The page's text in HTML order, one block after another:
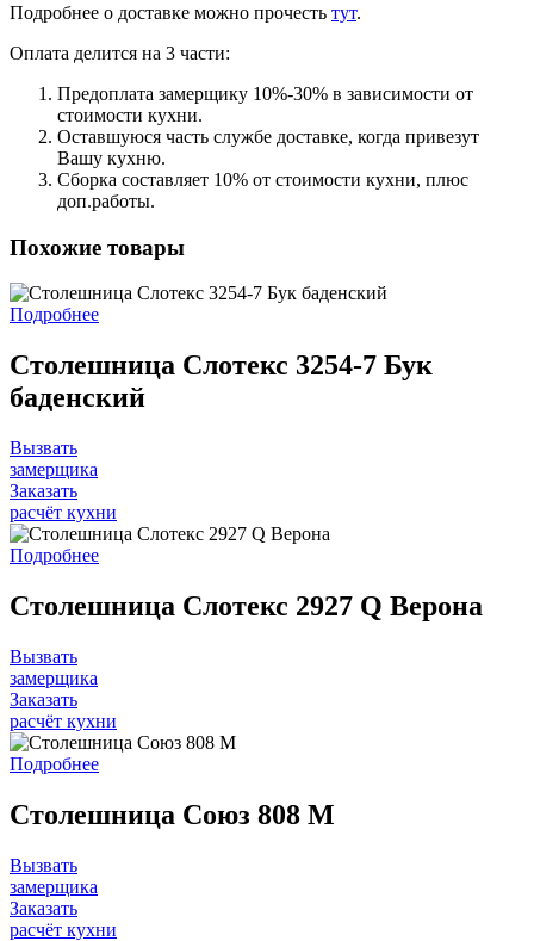
Подробнее о доставке можно прочеcть тут.
Оплата делится на 3 части:
Предоплата замерщику 10%-30% в зависимости от
стоимости кухни.
Оставшуюся часть службе доставке, когда привезут
Вашу кухню.
Сборка составляет 10% от стоимости кухни, плюс
доп.работы.
Похожие товары
Подробнее
Столешница Слотекс 3254-7 Бук
баденский
Вызвать
замерщика
Заказать
расчёт кухни
Подробнее
Столешница Слотекс 2927 Q Верона
Вызвать
замерщика
Заказать
расчёт кухни
Подробнее
Столешница Союз 808 M
Вызвать
замерщика
Заказать
расчёт кухни